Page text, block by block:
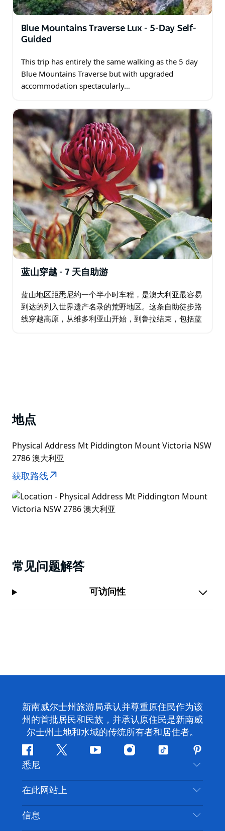
Blue Mountains Traverse Lux - 5-Day Self-
Guided
This trip has entirely the same walking as the 5 day
Blue Mountains Traverse but with upgraded
accommodation spectacularly…
蓝山穿越 - 7 天自助游
蓝山地区距悉尼约一个半小时车程，是澳大利亚最容易
到达的列入世界遗产名录的荒野地区。这条自助徒步路
线穿越高原，从维多利亚山开始，到鲁拉结束，包括蓝
地点
Physical Address Mt Piddington Mount Victoria NSW
2786 澳大利亚
获取路线
常见问题解答
可访问性
新南威尔士州旅游局承认并尊重原住民作为该
州的首批居民和民族，并承认原住民是新南威
尔士州土地和水域的传统所有者和居住者。
Facebook叽
喳
喳
YouTubeInstagram
抖
悉尼
联系我们
免责声明
隐私
在此网站上
目的地
信息